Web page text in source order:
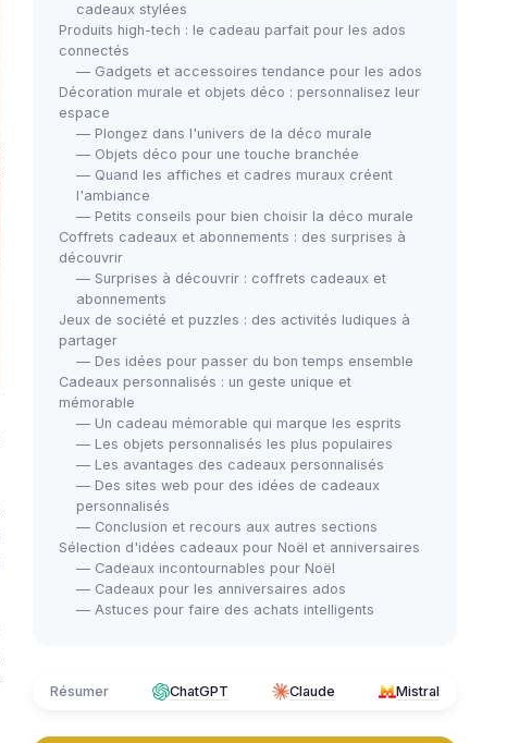
cadeaux stylées
Produits high-tech : le cadeau parfait pour les ados
connectés
— Gadgets et accessoires tendance pour les ados
Décoration murale et objets déco : personnalisez leur
espace
— Plongez dans l'univers de la déco murale
— Objets déco pour une touche branchée
— Quand les affiches et cadres muraux créent
l'ambiance
— Petits conseils pour bien choisir la déco murale
Coffrets cadeaux et abonnements : des surprises à
découvrir
— Surprises à découvrir : coffrets cadeaux et
abonnements
Jeux de société et puzzles : des activités ludiques à
partager
— Des idées pour passer du bon temps ensemble
Cadeaux personnalisés : un geste unique et
mémorable
— Un cadeau mémorable qui marque les esprits
— Les objets personnalisés les plus populaires
— Les avantages des cadeaux personnalisés
— Des sites web pour des idées de cadeaux
personnalisés
— Conclusion et recours aux autres sections
Sélection d'idées cadeaux pour Noël et anniversaires
— Cadeaux incontournables pour Noël
— Cadeaux pour les anniversaires ados
— Astuces pour faire des achats intelligents
Résumer ChatGPT Claude Mistral